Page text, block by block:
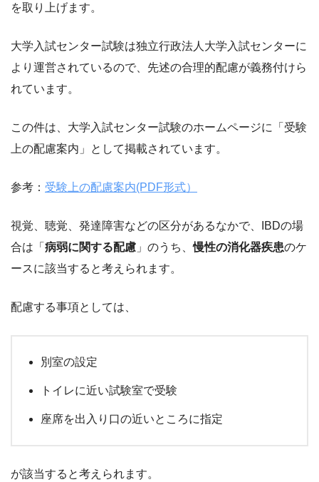
を取り上げます。
大学入試センター試験は独立行政法人大学入試センターに
より運営されているので、先述の合理的配慮が義務付けら
れています。
この件は、大学入試センター試験のホームページに「受験
上の配慮案内」として掲載されています。
参考： 受験上の配慮案内(PDF形式）
視覚、聴覚、発達障害などの区分があるなかで、IBDの場
合は「 病弱に関する配慮 」のうち、慢性の消化器疾患のケ
ースに該当すると考えられます。
配慮する事項としては、
別室の設定
トイレに近い試験室で受験
座席を出入り口の近いところに指定
が該当すると考えられます。